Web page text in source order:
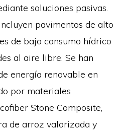
soluciones pasivas.
pavimentos de alto
de bajo consumo hídrico
al aire libre. Se han
energía renovable en
por materiales
Stone Composite,
de arroz valorizada y